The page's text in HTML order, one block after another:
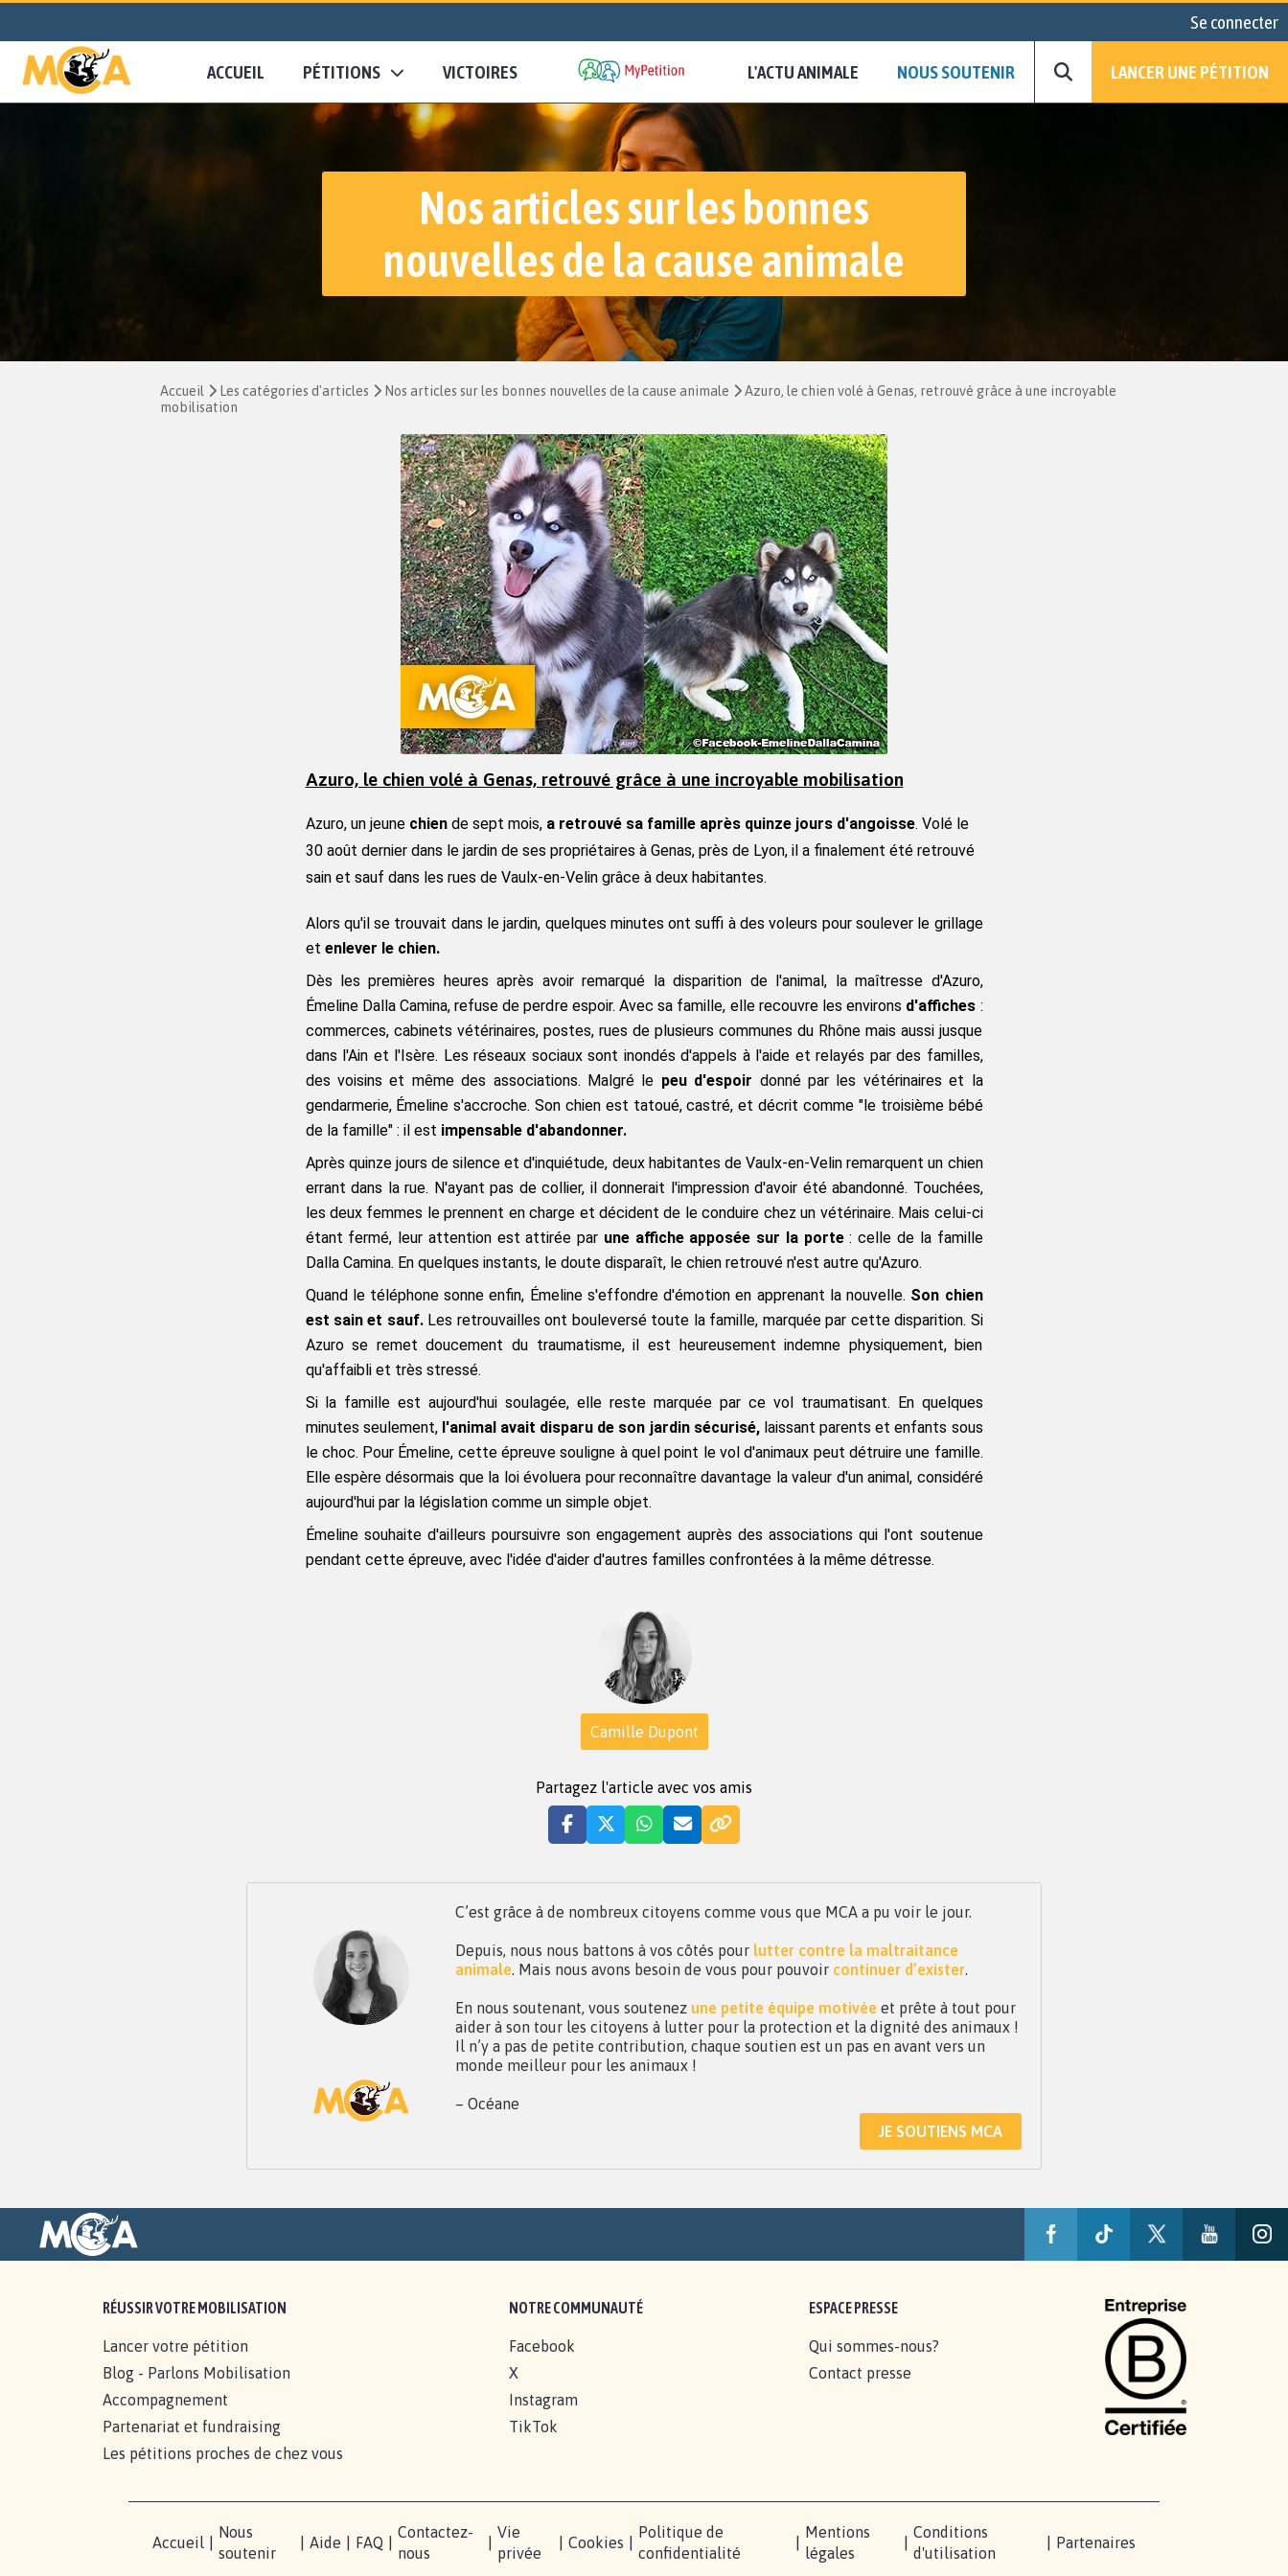
Se connecter
ACCUEIL PÉTITIONS VICTOIRES L'ACTU ANIMALE NOUS SOUTENIR LANCER UNE PÉTITION
Nos articles sur les bonnes
nouvelles de la cause animale
Accueil Les catégories d'articles Nos articles sur les bonnes nouvelles de la cause animale
Azuro, le chien volé à Genas, retrouvé grâce à une incroyable
mobilisation
Azuro, le chien volé à Genas, retrouvé grâce à une incroyable mobilisation
Azuro, un jeune chien de sept mois, a retrouvé sa famille après quinze jours d'angoisse. Volé le
30 août dernier dans le jardin de ses propriétaires à Genas, près de Lyon, il a finalement été retrouvé
sain et sauf dans les rues de Vaulx-en-Velin grâce à deux habitantes.
Alors qu'il se trouvait dans le jardin, quelques minutes ont suffi à des voleurs pour soulever le grillage
et enlever le chien.
Dès les premières heures après avoir remarqué la disparition de l'animal, la maîtresse d'Azuro,
Émeline Dalla Camina, refuse de perdre espoir. Avec sa famille, elle recouvre les environs d'affiches :
commerces, cabinets vétérinaires, postes, rues de plusieurs communes du Rhône mais aussi jusque
dans l'Ain et l'Isère. Les réseaux sociaux sont inondés d'appels à l'aide et relayés par des familles,
des voisins et même des associations. Malgré le peu d'espoir donné par les vétérinaires et la
gendarmerie, Émeline s'accroche. Son chien est tatoué, castré, et décrit comme "le troisième bébé
de la famille" : il est impensable d'abandonner.
Après quinze jours de silence et d'inquiétude, deux habitantes de Vaulx-en-Velin remarquent un chien
errant dans la rue. N'ayant pas de collier, il donnerait l'impression d'avoir été abandonné. Touchées,
les deux femmes le prennent en charge et décident de le conduire chez un vétérinaire. Mais celui-ci
étant fermé, leur attention est attirée par une affiche apposée sur la porte : celle de la famille
Dalla Camina. En quelques instants, le doute disparaît, le chien retrouvé n'est autre qu'Azuro.
Quand le téléphone sonne enfin, Émeline s'effondre d'émotion en apprenant la nouvelle. Son chien
est sain et sauf. Les retrouvailles ont bouleversé toute la famille, marquée par cette disparition. Si
Azuro se remet doucement du traumatisme, il est heureusement indemne physiquement, bien
qu'affaibli et très stressé.
Si la famille est aujourd'hui soulagée, elle reste marquée par ce vol traumatisant. En quelques
minutes seulement, l'animal avait disparu de son jardin sécurisé, laissant parents et enfants sous
le choc. Pour Émeline, cette épreuve souligne à quel point le vol d'animaux peut détruire une famille.
Elle espère désormais que la loi évoluera pour reconnaître davantage la valeur d'un animal, considéré
aujourd'hui par la législation comme un simple objet.
Émeline souhaite d'ailleurs poursuivre son engagement auprès des associations qui l'ont soutenue
pendant cette épreuve, avec l'idée d'aider d'autres familles confrontées à la même détresse.
Camille Dupont
Partagez l'article avec vos amis
C’est grâce à de nombreux citoyens comme vous que MCA a pu voir le jour.
Depuis, nous nous battons à vos côtés pour lutter contre la maltraitance
animale. Mais nous avons besoin de vous pour pouvoir continuer d’exister.
En nous soutenant, vous soutenez une petite équipe motivée et prête à tout pour
aider à son tour les citoyens à lutter pour la protection et la dignité des animaux !
Il n’y a pas de petite contribution, chaque soutien est un pas en avant vers un
monde meilleur pour les animaux !
– Océane
JE SOUTIENS MCA
RÉUSSIR VOTRE MOBILISATION
Lancer votre pétition
Blog - Parlons Mobilisation
Accompagnement
Partenariat et fundraising
Les pétitions proches de chez vous
NOTRE COMMUNAUTÉ
Facebook
X
Instagram
TikTok
ESPACE PRESSE
Qui sommes-nous?
Contact presse
Accueil
Nous
soutenir
Aide FAQ
Contactez-
nous
Vie
privée
Cookies
Politique de
confidentialité
Mentions
légales
Conditions
d'utilisation
Partenaires